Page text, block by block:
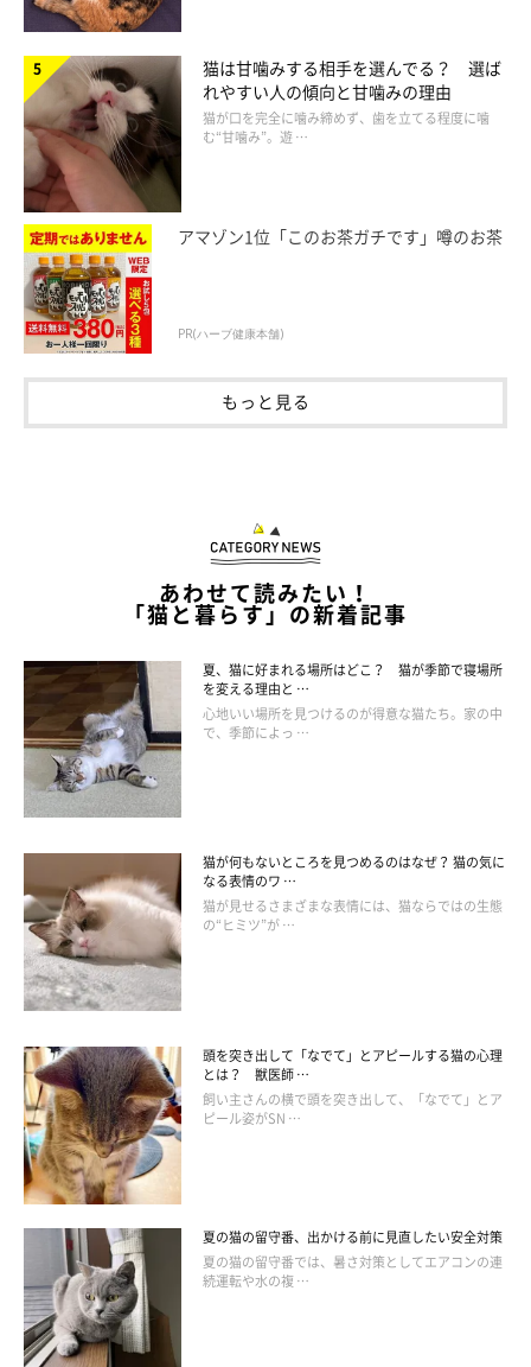
猫は甘噛みする相手を選んでる？ 選ば
れやすい人の傾向と甘噛みの理由
猫が口を完全に噛み締めず、歯を立てる程度に噛
む“甘噛み”。遊 …
アマゾン1位「このお茶ガチです」噂のお茶
PR(ハーブ健康本舗)
もっと見る
あわせて読みたい！
「猫と暮らす」の新着記事
夏、猫に好まれる場所はどこ？ 猫が季節で寝場所
を変える理由と …
心地いい場所を見つけるのが得意な猫たち。家の中
で、季節によっ …
猫が何もないところを見つめるのはなぜ？ 猫の気に
なる表情のワ …
猫が見せるさまざまな表情には、猫ならではの生態
の“ヒミツ”が …
頭を突き出して「なでて」とアピールする猫の心理
とは？ 獣医師 …
飼い主さんの横で頭を突き出して、「なでて」とア
ピール姿がSN …
夏の猫の留守番、出かける前に見直したい安全対策
夏の猫の留守番では、暑さ対策としてエアコンの連
続運転や水の複 …